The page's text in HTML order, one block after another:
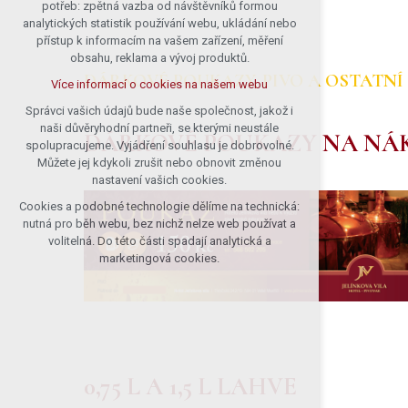
DÁRKOVÉ POUKAZY, PIVO A
DÁRKOVÉ POUKAZY NA
potřeb: zpětná vazba od návštěvníků formou
analytických statistik používání webu, ukládání nebo
přístup k informacím na vašem zařízení, měření
obsahu, reklama a vývoj produktů.
Více informací o cookies na našem webu
Správci vašich údajů bude naše společnost, jakož i
naši důvěryhodní partneři, se kterými neustále
spolupracujeme. Vyjádření souhlasu je dobrovolné.
Můžete jej kdykoli zrušit nebo obnovit změnou
nastavení vašich cookies.
Cookies a podobné technologie dělíme na technická:
nutná pro běh webu, bez nichž nelze web používat a
volitelná. Do této části spadají analytická a
marketingová cookies.